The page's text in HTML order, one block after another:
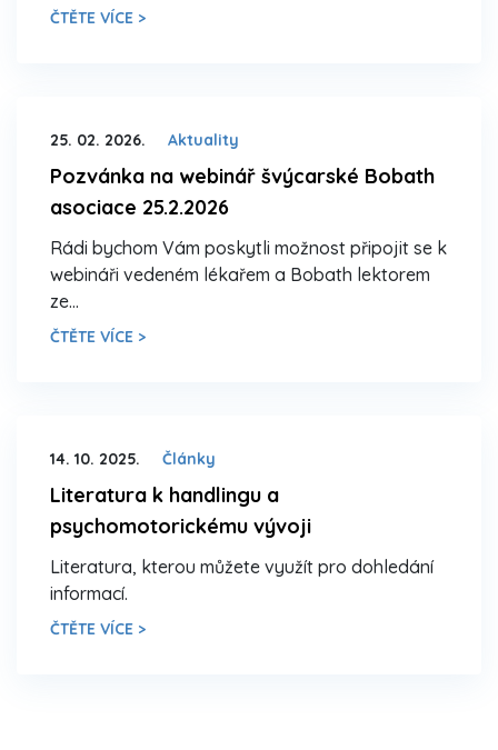
ČTĚTE VÍCE >
25. 02. 2026. Aktuality
Pozvánka na webinář švýcarské Bobath
asociace 25.2.2026
Rádi bychom Vám poskytli možnost připojit se k
webináři vedeném lékařem a Bobath lektorem
ze…
ČTĚTE VÍCE >
14. 10. 2025. Články
Literatura k handlingu a
psychomotorickému vývoji
Literatura, kterou můžete využít pro dohledání
informací.
ČTĚTE VÍCE >